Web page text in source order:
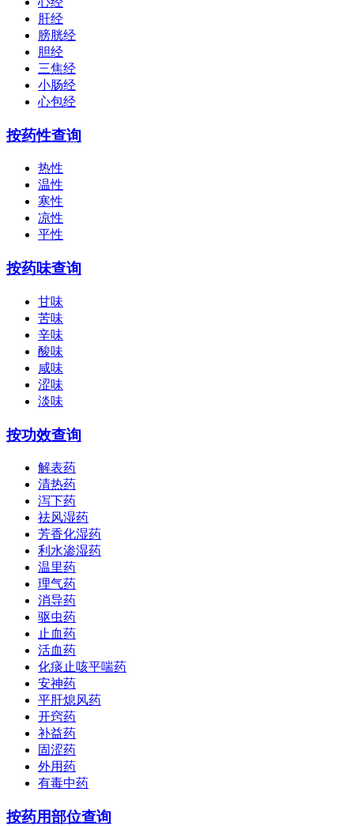
肝经
膀胱经
胆经
三焦经
小肠经
心包经
按药性查询
热性
温性
寒性
凉性
平性
按药味查询
甘味
苦味
辛味
酸味
咸味
涩味
淡味
按功效查询
解表药
清热药
泻下药
祛风湿药
芳香化湿药
利水渗湿药
温里药
理气药
消导药
驱虫药
止血药
活血药
化痰止咳平喘药
安神药
平肝熄风药
开窍药
补益药
固涩药
外用药
有毒中药
按药用部位查询